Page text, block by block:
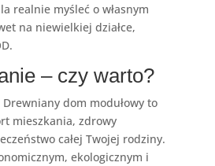
realnie myśleć o własnym
na niewielkiej działce,
– czy warto?
Drewniany dom modułowy to
mieszkania, zdrowy
całej Twojej rodziny.
ekologicznym i